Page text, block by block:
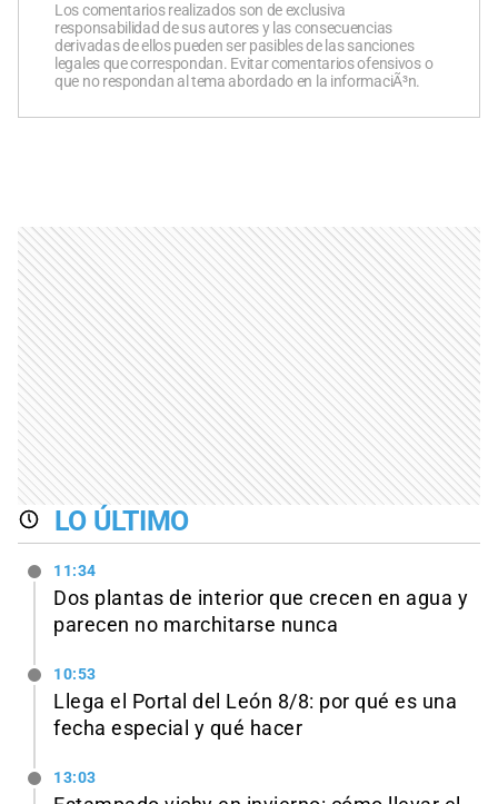
Los comentarios realizados son de exclusiva
responsabilidad de sus autores y las consecuencias
derivadas de ellos pueden ser pasibles de las sanciones
legales que correspondan. Evitar comentarios ofensivos o
que no respondan al tema abordado en la informaciÃ³n.
LO ÚLTIMO
11:34
Dos plantas de interior que crecen en agua y
parecen no marchitarse nunca
10:53
Llega el Portal del León 8/8: por qué es una
fecha especial y qué hacer
13:03